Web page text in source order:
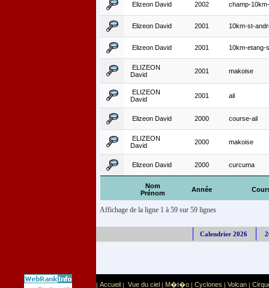
Nom
Prénom
Année
Elizeon David 2002 champ-
Elizeon David 2001 10km-st-
Elizeon David 2001 10km-etang-
ELIZEON
David
2001 makoise
ELIZEON
David
2001 ail
Elizeon David 2000 course-ail
ELIZEON
David
2000 makoise
Elizeon David 2000 curcuma
Affichage de la ligne 1 à 59 sur 59 lignes
Calendrier 2026
| Accueil | Vue du ciel | M�t�o | Cyclones | Volcan |